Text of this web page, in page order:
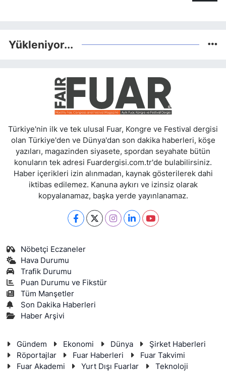
Yükleniyor...
Türkiye'nin ilk ve tek ulusal Fuar, Kongre ve Festival dergisi
olan Türkiye'den ve Dünya'dan son dakika haberleri, köşe
yazıları, magazinden siyasete, spordan seyahate bütün
konuların tek adresi Fuardergisi.com.tr'de bulabilirsiniz.
Haber içerikleri izin alınmadan, kaynak gösterilerek dahi
iktibas edilemez. Kanuna aykırı ve izinsiz olarak
kopyalanamaz, başka yerde yayınlanamaz.
Nöbetçi Eczaneler
Hava Durumu
Trafik Durumu
Puan Durumu ve Fikstür
Tüm Manşetler
Son Dakika Haberleri
Haber Arşivi
Gündem Ekonomi Dünya
Şirket Haberleri
Röportajlar
Fuar Haberleri
Fuar Takvimi
Fuar Akademi
Yurt Dışı Fuarlar Teknoloji